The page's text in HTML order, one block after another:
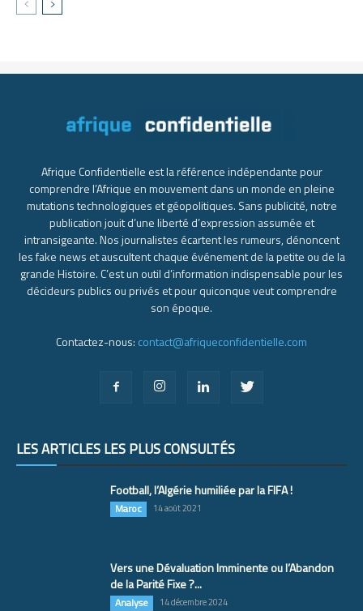
Afrique Confidentielle est la référence indépendante pour
comprendre l’Afrique en mouvement dans un monde en pleine
mutations technologiques et géopolitiques. Sans publicité, notre
publication jouit d’une liberté d’expression assumée et
intransigeante. Nos journalistes écartent les rumeurs, dénoncent
les fake news et auscultent chaque événement de la petite ou de la
grande Histoire. C’est un outil d’information indispensable pour les
décideurs publics ou privés et pour quiconque veut comprendre
son époque.
Contactez-nous: contact@afriqueconfidentielle.com
LES ARTICLES LES PLUS CONSULTÉS
Football, l’Algérie humiliée par la FIFA !
Maroc 14 août 2021
Vers une Dévaluation Imminente ou l’Abandon
de la Parité Fixe ?...
Analyse 14 décembre 2024